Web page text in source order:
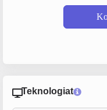
Teknologiat